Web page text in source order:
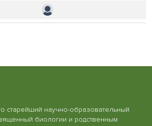
старейший научно-образовательный
биологии и родственным